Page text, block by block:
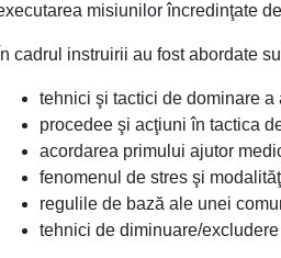
misiunilor încredinţate
În cadrul instruirii au fost abordate
tehnici şi tactici de dominare a
procedee şi acţiuni în tactica
acordarea primului ajutor
fenomenul de stres şi
regulile de bază ale unei
tehnici de diminuare/